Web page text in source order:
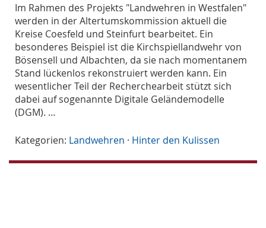
Im Rahmen des Projekts "Landwehren in Westfalen"
werden in der Altertumskommission aktuell die
Kreise Coesfeld und Steinfurt bearbeitet. Ein
besonderes Beispiel ist die Kirchspiellandwehr von
Bösensell und Albachten, da sie nach momentanem
Stand lückenlos rekonstruiert werden kann. Ein
wesentlicher Teil der Recherchearbeit stützt sich
dabei auf sogenannte Digitale Geländemodelle
(DGM). …
Kategorien: Landwehren · Hinter den Kulissen